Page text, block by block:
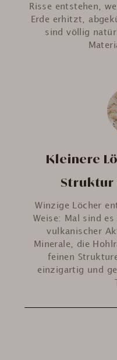
Risse entstehen,
Erde erhitzt,
sind völlig
Kleinere
Struktur
Winzige Löcher
Weise: Mal sind es
vulkanischer
Minerale, die
feinen
einzigartig und